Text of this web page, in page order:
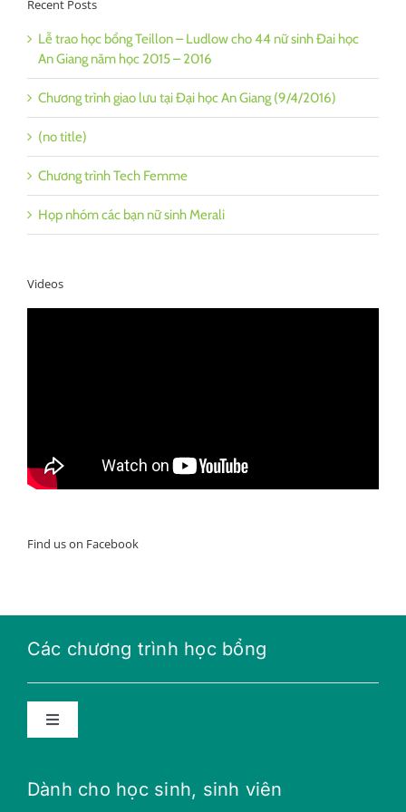
Recent Posts
Lễ trao học bổng Teillon – Ludlow cho 44 nữ sinh Đai học
An Giang năm học 2015 – 2016
Chương trình giao lưu tại Đại học An Giang (9/4/2016)
(no title)
Chương trình Tech Femme
Họp nhóm các bạn nữ sinh Merali
Videos
Find us on Facebook
Các chương trình học bổng
Toggle
Dành cho học sinh, sinh viên